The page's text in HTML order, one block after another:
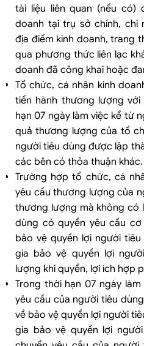
tài liệu liên quan (nếu có)
doanh tại trụ sở chính, chi
địa điểm kinh doanh, trang
qua phương thức liên lạc
doanh đã công khai hoặc
Tổ chức, cá nhân kinh
tiến hành thương lượng
hạn 07 ngày làm việc kể từ
quả thương lượng của tổ
người tiêu dùng được lập
các bên có thỏa thuận khác.
Trường hợp tổ chức, cá
yêu cầu thương lượng của
thương lượng mà không có
dùng có quyền yêu cầu
bảo vệ quyền lợi người
gia bảo vệ quyền lợi
lượng khi quyền, lợi ích hợp
Trong thời hạn 07 ngày
yêu cầu của người tiêu
về bảo vệ quyền lợi người
gia bảo vệ quyền lợi